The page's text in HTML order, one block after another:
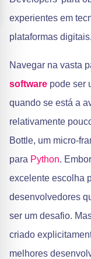
experientes em
plataformas
Navegar na vasta
software pode ser
quando se está a
relativamente
Bottle, um micro-
para Python.
excelente escolha
desenvolvedores
ser um desafio.
criado
melhores